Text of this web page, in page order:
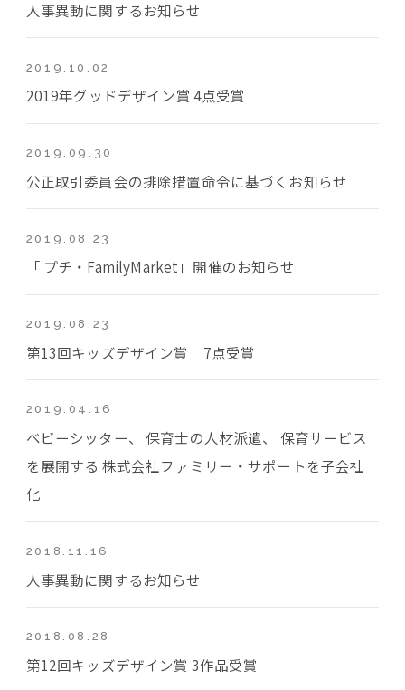
人事異動に関するお知らせ
2019.10.02
2019年グッドデザイン賞 4点受賞
2019.09.30
公正取引委員会の排除措置命令に基づくお知らせ
2019.08.23
「 プチ・FamilyMarket」開催のお知らせ
2019.08.23
第13回キッズデザイン賞 7点受賞
2019.04.16
ベビーシッター、 保育士の人材派遣、 保育サービス
を展開する 株式会社ファミリー・サポートを子会社
化
2018.11.16
人事異動に関するお知らせ
2018.08.28
第12回キッズデザイン賞 3作品受賞